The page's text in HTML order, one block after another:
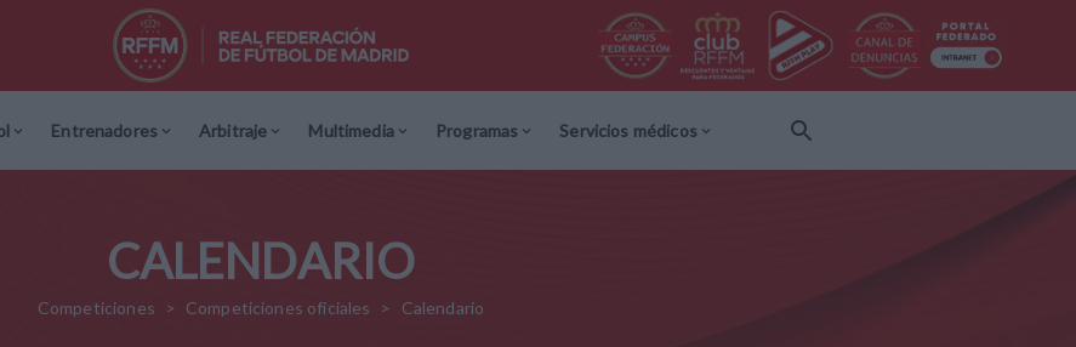
Entrenadores Arbitraje Multimedia Programas Servicios médicos
CALENDARIO
Competiciones Competiciones oficiales Calendario